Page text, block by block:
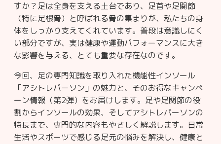
すか？足は全身を支える土台であり、足首や足関節
（特に足根骨）と呼ばれる骨の集まりが、私たちの身
体をしっかり支えてくれています。普段は意識しにく
い部分ですが、実は健康や運動パフォーマンスに大き
な影響を与える、とても重要な存在なのです。
今回、足の専門知識を取り入れた機能性インソール
「アシトレパーソン」の魅力と、そのお得なキャンペ
ーン情報（第2弾）をお届けします。足や足関節の役
割からインソールの効果、そしてアシトレパーソンの
特長まで、専門的な内容もやさしく解説します。日常
生活やスポーツで感じる足元の悩みを解決し、健康と